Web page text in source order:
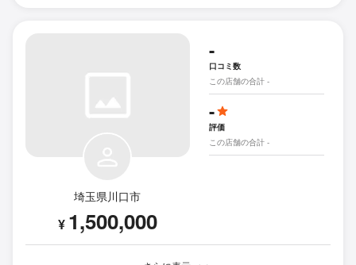
埼玉県川口市
¥ 1,500,000
-
口コミ数
この店舗の合計 -
-
評価
この店舗の合計 -